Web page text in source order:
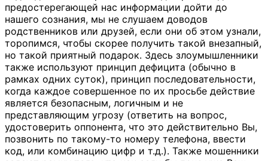
предостерегающей нас информации дойти до
нашего сознания, мы не слушаем доводов
родственников или друзей, если они об этом узнали,
торопимся, чтобы скорее получить такой внезапный,
но такой приятный подарок. Здесь злоумышленники
также используют принцип дефицита (обычно в
рамках одних суток), принцип последовательности,
когда каждое совершенное по их просьбе действие
является безопасным, логичным и не
представляющим угрозу (ответить на вопрос,
удостоверить оппонента, что это действительно Вы,
позвонить по такому-то номеру телефона, ввести
код, или комбинацию цифр и т.д.). Также мошенники